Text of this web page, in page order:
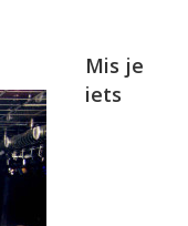
Mis je
iets